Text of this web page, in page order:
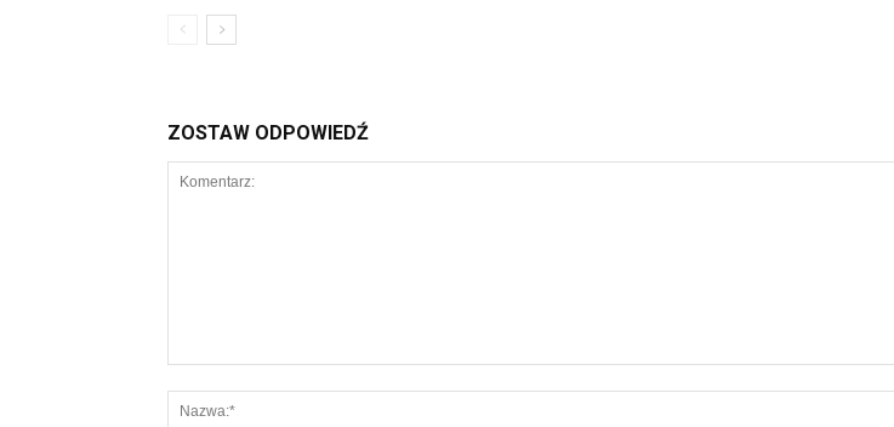
ZOSTAW ODPOWIEDŹ